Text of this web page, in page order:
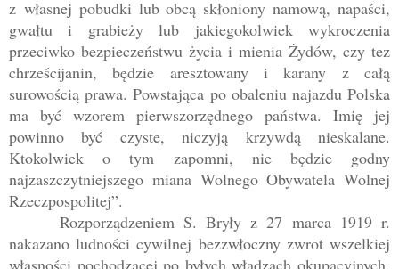
z własnej pobudki lub obcą skłoniony namową, napaści,
gwałtu i grabieży lub jakiegokolwiek wykroczenia
przeciwko bezpieczeństwu życia i mienia Żydów, czy tez
chrześcijanin, będzie aresztowany i karany z całą
surowością prawa. Powstająca po obaleniu najazdu Polska
ma być wzorem pierwszorzędnego państwa. Imię jej
powinno być czyste, niczyją krzywdą nieskalane.
Ktokolwiek o tym zapomni, nie będzie godny
najzaszczytniejszego miana Wolnego Obywatela Wolnej
Rzeczpospolitej”.
Rozporządzeniem S. Bryły z27 marca 1919 r.
nakazano ludności cywilnej bezzwłoczny zwrot wszelkiej
własności pochodzącej po byłych władzach okupacyjnych,